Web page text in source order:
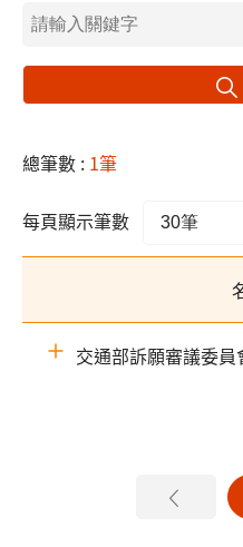
總筆數 : 1筆
每頁顯示筆數
交通部訴願審議委員